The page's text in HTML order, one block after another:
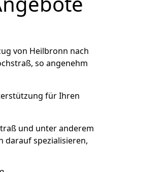
von Heilbronn nach
so angenehm
für Ihren
und unter anderem
darauf spezialisieren,